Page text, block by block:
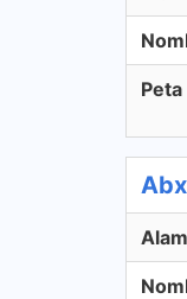
Peta